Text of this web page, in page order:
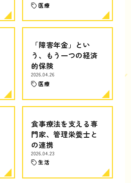
医療
「障害年金」とい
う、もう一つの経済
的保険
2026.04.26
医療
食事療法を支える専
門家、管理栄養士と
の連携
2026.04.23
生活